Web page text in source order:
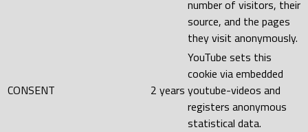
number of visitors, their
source, and the pages
they visit anonymously.
CONSENT 2 years
YouTube sets this
cookie via embedded
youtube-videos and
registers anonymous
statistical data.